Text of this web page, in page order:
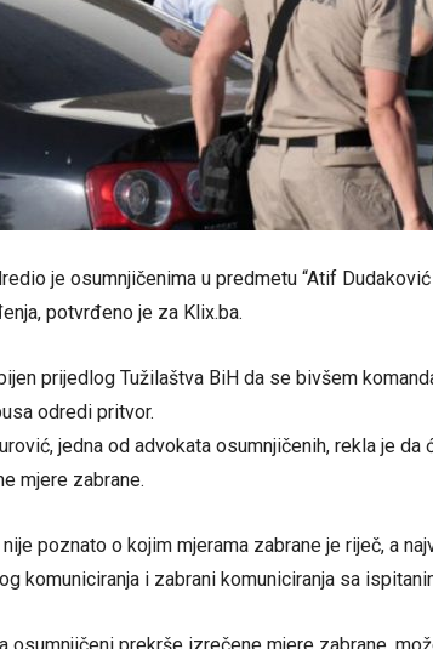
je osumnjičenima u predmetu “Atif
potvrđeno je za Klix.ba.
prijedlog Tužilaštva BiH da se bivšem
odredi pritvor.
jedna od advokata osumnjičenih, rekla je
mjere zabrane.
poznato o kojim mjerama zabrane je riječ, a
komuniciranja i zabrani komuniciranja sa